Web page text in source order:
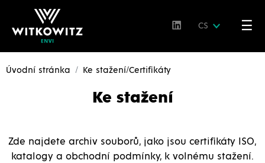
CS ☰
Úvodní stránka Ke stažení/Certifikáty
Ke stažení
Zde najdete archiv souborů, jako jsou certifikáty ISO,
katalogy a obchodní podmínky, k volnému stažení.